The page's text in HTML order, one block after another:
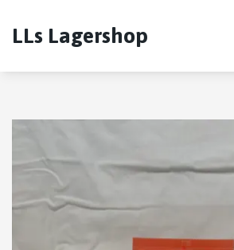
LLs Lagershop